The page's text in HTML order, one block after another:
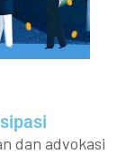
dan advokasi